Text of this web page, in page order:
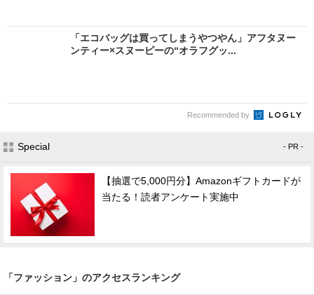
「エコバッグは買ってしまうやつやん」アフタヌー
ンティー×スヌーピーの“オラフグッ...
Recommended by
Special - PR -
【抽選で5,000円分】Amazonギフトカードが
当たる！読者アンケート実施中
「ファッション」のアクセスランキング